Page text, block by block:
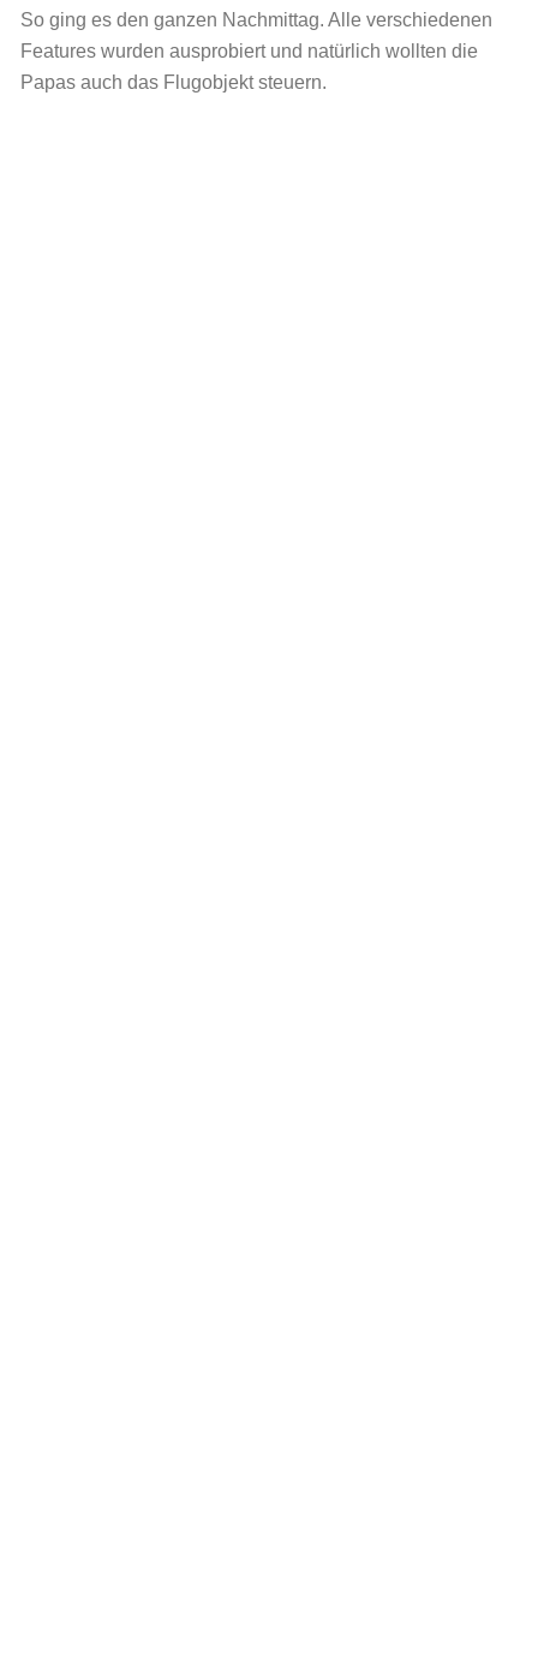
So ging es den ganzen Nachmittag. Alle verschiedenen
Features wurden ausprobiert und natürlich wollten die
Papas auch das Flugobjekt steuern.